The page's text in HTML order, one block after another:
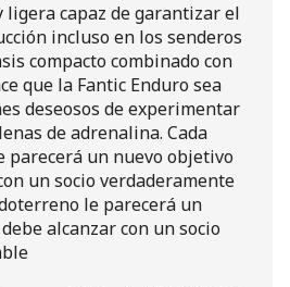
ligera capaz de garantizar el
incluso en los senderos
compacto combinado con
que la Fantic Enduro sea
deseosos de experimentar
de adrenalina. Cada
parecerá un nuevo objetivo
un socio verdaderamente
le parecerá un
alcanzar con un socio